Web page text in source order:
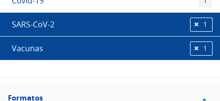
SARS-CoV-2 1
Vacunas 1
Filtro
Formatos